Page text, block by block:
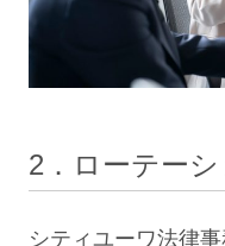
2．ローテー
シティユーワ法律